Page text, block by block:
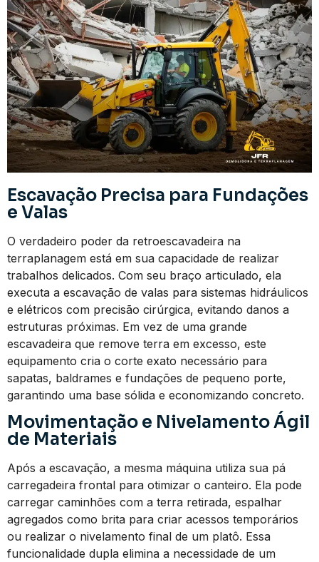
Escavação Precisa para Fundações
e Valas
O verdadeiro poder da retroescavadeira na
terraplanagem está em sua capacidade de realizar
trabalhos delicados. Com seu braço articulado, ela
executa a escavação de valas para sistemas hidráulicos
e elétricos com precisão cirúrgica, evitando danos a
estruturas próximas. Em vez de uma grande
escavadeira que remove terra em excesso, este
equipamento cria o corte exato necessário para
sapatas, baldrames e fundações de pequeno porte,
garantindo uma base sólida e economizando concreto.
Movimentação e Nivelamento Ágil
de Materiais
Após a escavação, a mesma máquina utiliza sua pá
carregadeira frontal para otimizar o canteiro. Ela pode
carregar caminhões com a terra retirada, espalhar
agregados como brita para criar acessos temporários
ou realizar o nivelamento final de um platô. Essa
funcionalidade dupla elimina a necessidade de um